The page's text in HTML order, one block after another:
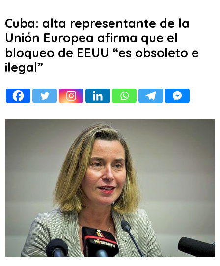
Cuba: alta representante de la
Unión Europea afirma que el
bloqueo de EEUU “es obsoleto e
ilegal”